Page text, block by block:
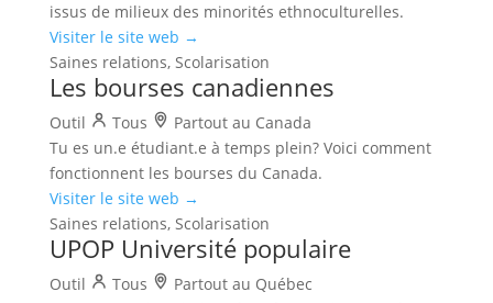
issus de milieux des minorités ethnoculturelles.
Visiter le site web →
Saines relations, Scolarisation
Les bourses canadiennes
Outil Tous
Partout au Canada
Tu es un.e étudiant.e à temps plein? Voici comment
fonctionnent les bourses du Canada.
Visiter le site web →
Saines relations, Scolarisation
UPOP Université populaire
Outil Tous
Partout au Québec